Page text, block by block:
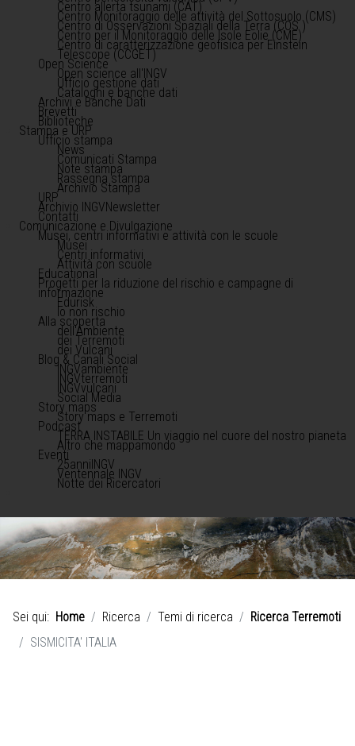
Centro allerta tsunami (CAT)
Centro Monitoraggio delle attività del Sottosuolo (CMS)
Centro di Osservazioni Spaziali della Terra (COS )
Centro per il Monitoraggio delle Isole Eolie (CME)
Centro di caratterizzazione geofisica per Einstein
Telescope (CCGET)
Open Science
Open science all'INGV
Ufficio gestione dati
Cataloghi e banche dati
Archivi e Banche Dati
Brevetti
Biblioteche
Stampa e URP
Ufficio stampa
News
Comunicati Stampa
Note stampa
Rassegna stampa
Archivio Stampa
URP
Archivio INGVNewsletter
Contatti
Comunicazione e Divulgazione
Musei, centri informativi e attività con le scuole
Musei
Centri informativi
Attività con scuole
Educational
Progetti per la riduzione del rischio e campagne di
informazione
Edurisk
Io non rischio
Alla scoperta
dell'Ambiente
dei Terremoti
dei Vulcani
Blog & Canali Social
INGVambiente
INGVterremoti
INGVvulcani
Social Media
Story maps
Story maps e Terremoti
Podcast
TERRA INSTABILE Un viaggio nel cuore del nostro pianeta
Altro che mappamondo
Eventi
25anniINGV
Ventennale INGV
Notte dei Ricercatori
Sei qui: Home Ricerca Temi di ricerca
Ricerca Terremoti
SISMICITA' ITALIA